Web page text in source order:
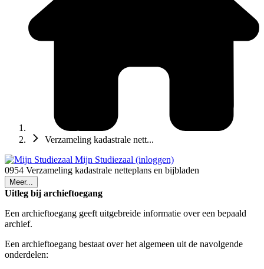
Verzameling kadastrale nett...
Mijn Studiezaal (inloggen)
0954 Verzameling kadastrale netteplans en bijbladen
Meer...
Uitleg bij archieftoegang
Een archieftoegang geeft uitgebreide informatie over een bepaald
archief.
Een archieftoegang bestaat over het algemeen uit de navolgende
onderdelen: